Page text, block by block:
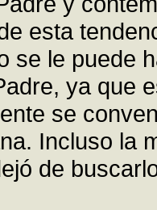
esta
se le puede
ya que
se
Incluso la
de